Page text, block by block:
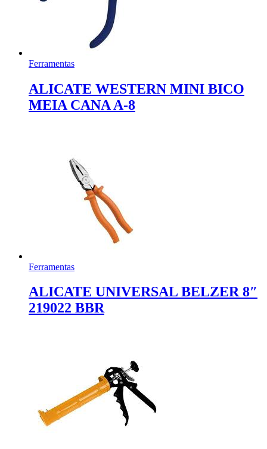
Ferramentas
ALICATE WESTERN MINI BICO
MEIA CANA A-8
Ferramentas
ALICATE UNIVERSAL BELZER 8″
219022 BBR